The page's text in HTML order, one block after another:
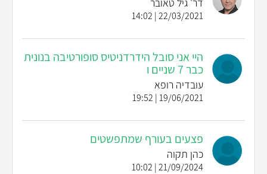
22/03/2021 | 14:02
היי אני סובל הידרדניטיס סופורטיבה בנונית
כבר 7 שניים ו
עובדיה רופא
19/06/2021 | 19:52
פצעים בעורף שמתפשטים
כהן תקוה
21/09/2024 | 10:02